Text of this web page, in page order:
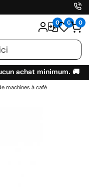
0 0 0
achat minimum. 🚚
machines à café